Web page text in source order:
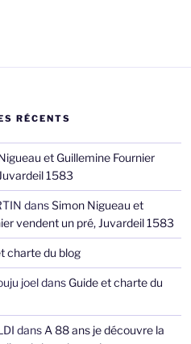
RÉCENTS
et Guillemine Fournier
1583
dansSimon Nigueau et
vendent un pré, Juvardeil 1583
charte du blog
joeldans Guide et charte du
dans A 88 ans je découvre la